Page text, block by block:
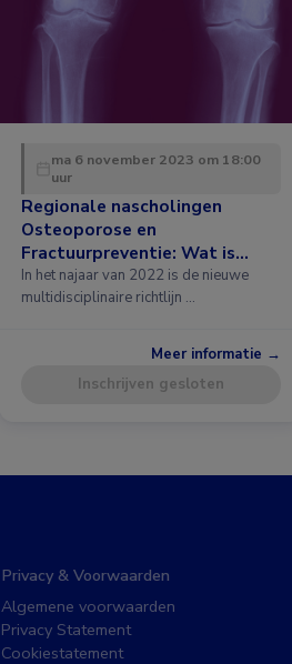
ma 6 november 2023 om 18:00
uur
Regionale nascholingen
Osteoporose en
Fractuurpreventie: Wat is
nieuw in de richtlijn?
In het najaar van 2022 is de nieuwe
multidisciplinaire richtlijn …
Meer informatie →
Inschrijven gesloten
Privacy & Voorwaarden
Algemene voorwaarden
Privacy Statement
Cookiestatement